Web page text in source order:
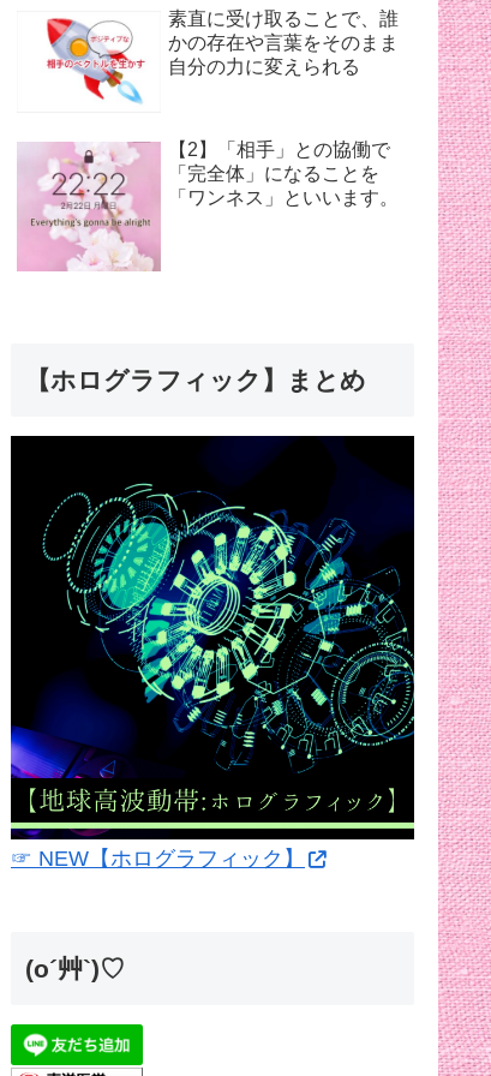
素直に受け取ることで、誰
かの存在や言葉をそのまま
自分の力に変えられる
【2】「相手」との協働で
「完全体」になることを
「ワンネス」といいます。
【ホログラフィック】まとめ
☞ NEW【ホログラフィック】
(o´艸`)♡